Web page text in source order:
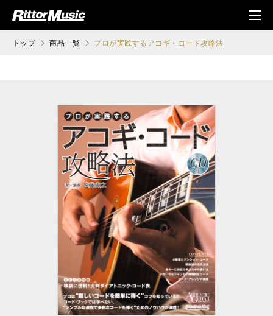
ジック (Rittor Musi
メニ
ュ
トップ 商品一覧 プロが実践するアコギ・コード攻略法